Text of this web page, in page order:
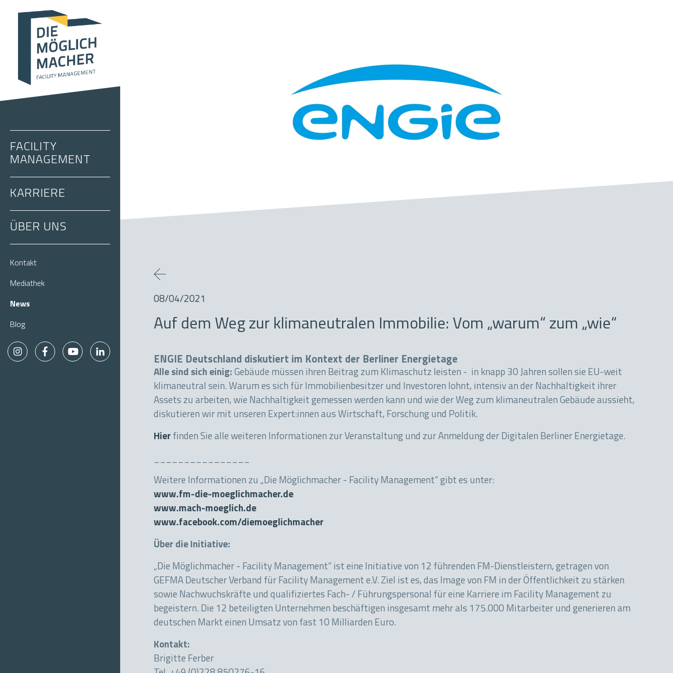
FACILITY
MANAGEMENT
KARRIERE
ÜBER UNS
Kontakt
Mediathek
News
Blog
08/04/2021
Auf dem Weg zur klimaneutralen Immobilie: Vom „warum“ zum „wie“
ENGIE Deutschland diskutiert im Kontext der Berliner Energietage
Alle sind sich einig: Gebäude müssen ihren Beitrag zum Klimaschutz leisten - in knapp 30 Jahren sollen sie EU-weit
klimaneutral sein. Warum es sich für Immobilienbesitzer und Investoren lohnt, intensiv an der Nachhaltigkeit ihrer
Assets zu arbeiten, wie Nachhaltigkeit gemessen werden kann und wie der Weg zum klimaneutralen Gebäude aussieht,
diskutieren wir mit unseren Expert:innen aus Wirtschaft, Forschung und Politik.
Hier finden Sie alle weiteren Informationen zur Veranstaltung und zur Anmeldung der Digitalen Berliner Energietage.
Weitere Informationen zu „Die Möglichmacher - Facility Management“ gibt es unter:
www.fm-die-moeglichmacher.de
www.mach-moeglich.de
www.facebook.com/diemoeglichmacher
Über die Initiative:
„Die Möglichmacher - Facility Management“ ist eine Initiative von 12 führenden FM-Dienstleistern, getragen von
GEFMA Deutscher Verband für Facility Management e.V. Ziel ist es, das Image von FM in der Öffentlichkeit zu stärken
sowie Nachwuchskräfte und qualifiziertes Fach- / Führungspersonal für eine Karriere im Facility Management zu
begeistern. Die 12 beteiligten Unternehmen beschäftigen insgesamt mehr als 175.000 Mitarbeiter und generieren am
deutschen Markt einen Umsatz von fast 10 Milliarden Euro.
Kontakt:
Brigitte Ferber